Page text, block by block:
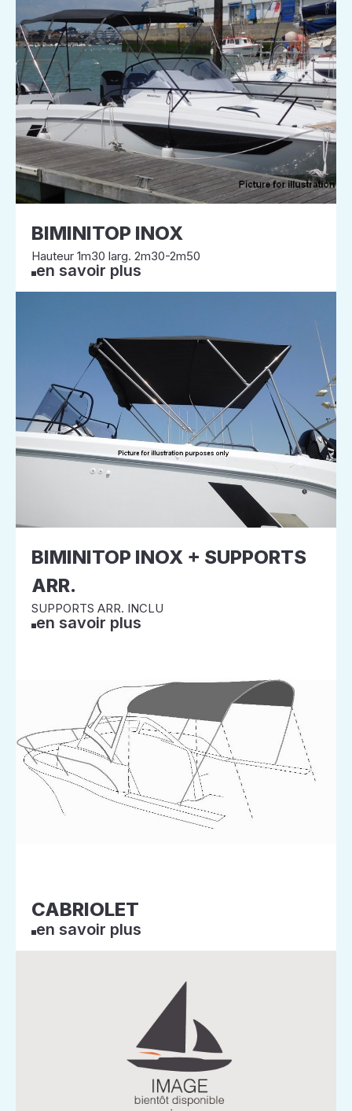
BIMINITOP INOX
Hauteur 1m30 larg. 2m30-2m50
en savoir plus
BIMINITOP INOX + SUPPORTS
ARR.
SUPPORTS ARR. INCLU
en savoir plus
CABRIOLET
en savoir plus